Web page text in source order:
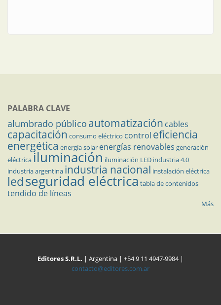
PALABRA CLAVE
alumbrado público automatización cables
capacitación consumo eléctrico control eficiencia
energética energía solar energías renovables generación
eléctricailuminación iluminación LED industria 4.0
industria argentina industria nacional instalación eléctrica
ledseguridad eléctrica tabla de contenidos
tendido de líneas
Más
Editores S.R.L. | Argentina | +54 9 11 4947-9984 |
contacto@editores.com.ar